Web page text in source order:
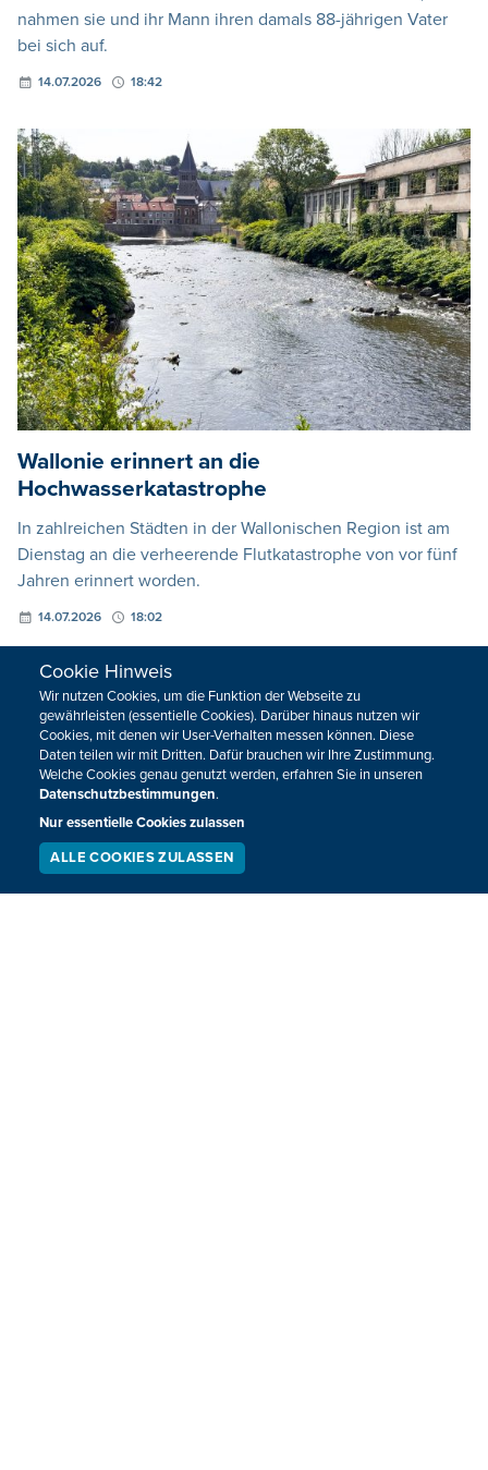
nahmen sie und ihr Mann ihren damals 88-jährigen Vater
bei sich auf.
14.07.2026 18:42
Wallonie erinnert an die
Hochwasserkatastrophe
In zahlreichen Städten in der Wallonischen Region ist am
Dienstag an die verheerende Flutkatastrophe von vor fünf
Jahren erinnert worden.
14.07.2026 18:02
Cookie Hinweis
Wir nutzen Cookies, um die Funktion der Webseite zu
gewährleisten (essentielle Cookies). Darüber hinaus nutzen wir
Cookies, mit denen wir User-Verhalten messen können. Diese
Daten teilen wir mit Dritten. Dafür brauchen wir Ihre Zustimmung.
Welche Cookies genau genutzt werden, erfahren Sie in unseren
Datenschutzbestimmungen.
Nur essentielle Cookies zulassen
ALLE COOKIES ZULASSEN
LIVESTREAM